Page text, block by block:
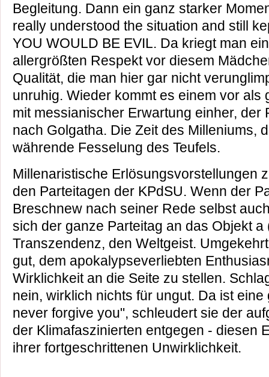
Begleitung. Dann ein ganz starker
really understood the situation and still
YOU WOULD BE EVIL. Da kriegt man
allergrößten Respekt vor diesem
Qualität, die man hier gar nicht
unruhig. Wieder kommt es einem vor als
mit messianischer Erwartung einher, der
nach Golgatha. Die Zeit des Milleniums,
währende Fesselung des Teufels.
Millenaristische Erlösungsvorstellungen
den Parteitagen der KPdSU. Wenn der
Breschnew nach seiner Rede selbst
sich der ganze Parteitag an das Objekt a
Transzendenz, den Weltgeist.
gut, dem apokalypseverliebten
Wirklichkeit an die Seite zu stellen.
nein, wirklich nichts für ungut. Da ist
never forgive you", schleudert sie der
der Klimafaszinierten entgegen - diesen
ihrer fortgeschrittenen Unwirklichkeit.